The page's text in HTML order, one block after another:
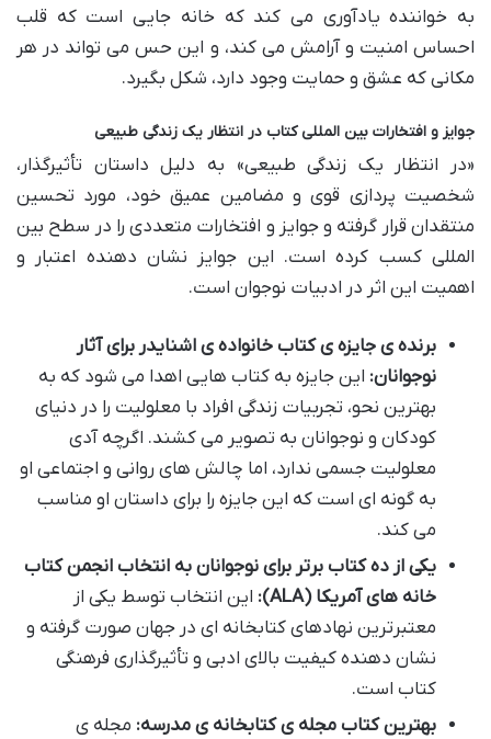
به خواننده یادآوری می کند که خانه جایی است که قلب
احساس امنیت و آرامش می کند، و این حس می تواند در هر
مکانی که عشق و حمایت وجود دارد، شکل بگیرد.
جوایز و افتخارات بین المللی کتاب در انتظار یک زندگی طبیعی
«در انتظار یک زندگی طبیعی» به دلیل داستان تأثیرگذار،
شخصیت پردازی قوی و مضامین عمیق خود، مورد تحسین
منتقدان قرار گرفته و جوایز و افتخارات متعددی را در سطح بین
المللی کسب کرده است. این جوایز نشان دهنده اعتبار و
اهمیت این اثر در ادبیات نوجوان است.
برنده ی جایزه ی کتاب خانواده ی اشنایدر برای آثار
نوجوانان: این جایزه به کتاب هایی اهدا می شود که به
بهترین نحو، تجربیات زندگی افراد با معلولیت را در دنیای
کودکان و نوجوانان به تصویر می کشند. اگرچه آدی
معلولیت جسمی ندارد، اما چالش های روانی و اجتماعی او
به گونه ای است که این جایزه را برای داستان او مناسب
می کند.
یکی از ده کتاب برتر برای نوجوانان به انتخاب انجمن کتاب
خانه های آمریکا (ALA):
این انتخاب توسط یکی از
معتبرترین نهادهای کتابخانه ای در جهان صورت گرفته و
نشان دهنده کیفیت بالای ادبی و تأثیرگذاری فرهنگی
کتاب است.
بهترین کتاب مجله ی کتابخانه ی مدرسه: مجله ی